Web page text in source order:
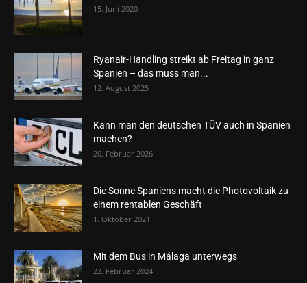
15. Juni 2020
Ryanair-Handling streikt ab Freitag in ganz
Spanien – das muss man...
12. August 2025
Kann man den deutschen TÜV auch in Spanien
machen?
20. Februar 2026
Die Sonne Spaniens macht die Photovoltaik zu
einem rentablen Geschäft
1. Oktober 2021
Mit dem Bus in Málaga unterwegs
22. Februar 2024